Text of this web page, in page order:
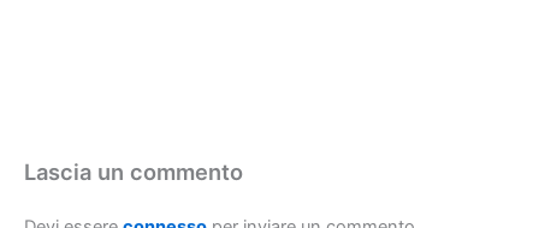
Lascia un commento